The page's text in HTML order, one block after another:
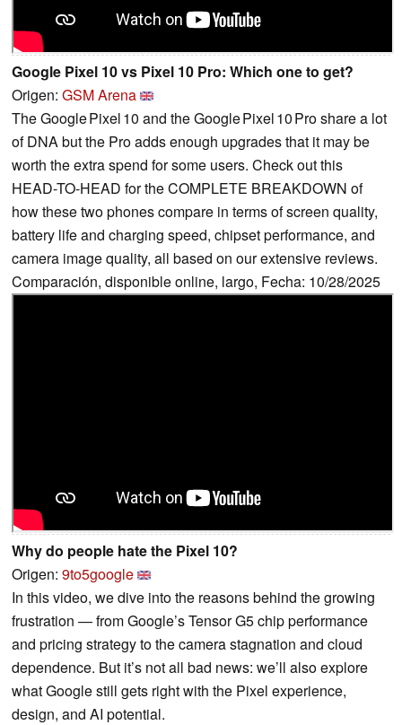
Google Pixel 10 vs Pixel 10 Pro: Which one to get?
Origen: GSM Arena
The Google Pixel 10 and the Google Pixel 10 Pro share a lot
of DNA but the Pro adds enough upgrades that it may be
worth the extra spend for some users. Check out this
HEAD-TO-HEAD for the COMPLETE BREAKDOWN of
how these two phones compare in terms of screen quality,
battery life and charging speed, chipset performance, and
camera image quality, all based on our extensive reviews.
Comparación, disponible online, largo, Fecha: 10/28/2025
Why do people hate the Pixel 10?
Origen: 9to5google
In this video, we dive into the reasons behind the growing
frustration — from Google’s Tensor G5 chip performance
and pricing strategy to the camera stagnation and cloud
dependence. But it’s not all bad news: we’ll also explore
what Google still gets right with the Pixel experience,
design, and AI potential.